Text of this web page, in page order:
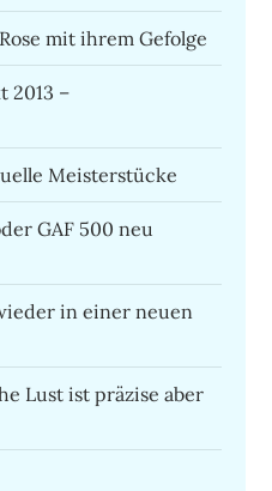
mit ihrem Gefolge
2013 –
Meisterstücke
GAF 500 neu
in einer neuen
Lust ist präzise aber